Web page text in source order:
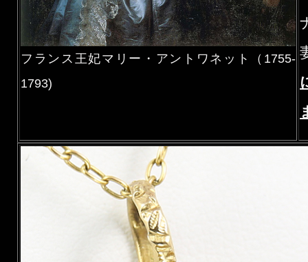
フランス王妃マリー・アントワネット（1755-
1793)